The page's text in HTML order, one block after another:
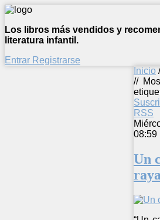
Los libros más vendidos y
literatura infantil.
Entrar Registrarse
Inicio
//
RSS
08:59
Un